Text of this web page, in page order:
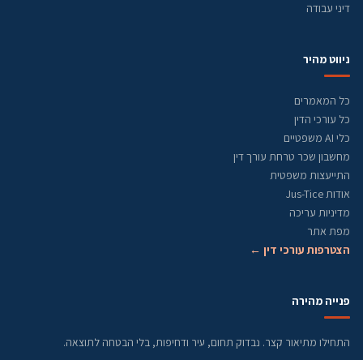
דיני עבודה
ניווט מהיר
כל המאמרים
כל עורכי הדין
כלי AI משפטיים
מחשבון שכר טרחת עורך דין
התייעצות משפטית
אודות Jus-Tice
מדיניות עריכה
מפת אתר
הצטרפות עורכי דין ←
פנייה מהירה
התחילו מתיאור קצר. נבדוק תחום, עיר ודחיפות, בלי הבטחה לתוצאה.